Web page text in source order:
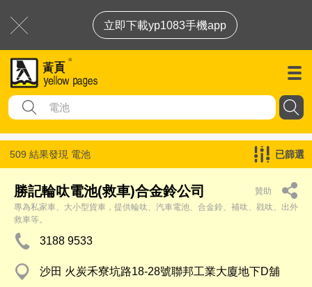
立即下載yp1083手機app
509 結果發現 電池 已篩選
勝記輪呔電池(救車)合金鈴公司
贊助
專為私家車、大小型貨車，提供輪呔、汽車電池、合金鈴、補呔、戥呔、出外
救車等。
3188 9533
沙田 火炭禾寮坑路18-28號聯邦工業大廈地下D舖